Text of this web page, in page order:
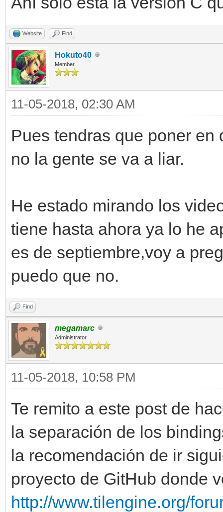
Website Find
Hokuto40
Member
11-05-2018, 02:30 AM
Pues tendras que poner
no la gente se va a liar.
He estado mirando los
tiene hasta ahora ya lo he
es de septiembre,voy a
puedo que no.
Find
megamarc
Administrator
11-05-2018, 10:58 PM
Te remito a este post de
la separación de los
la recomendación de ir
proyecto de GitHub donde
http://www.tilengine.org/